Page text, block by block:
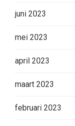
juni 2023
mei 2023
april 2023
maart 2023
februari 2023